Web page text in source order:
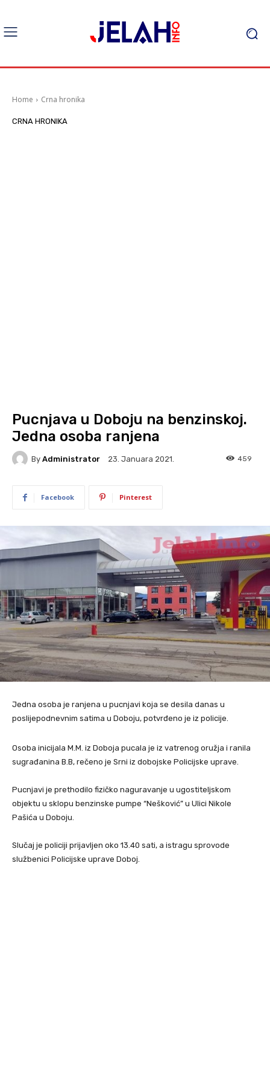
Home Crna hronika
CRNA HRONIKA
Pucnjava u Doboju na benzinskoj.
Jedna osoba ranjena
By Administrator 23. Januara 2021. 459
Facebook Pinterest
Jedna osoba je ranjena u pucnjavi koja se desila danas u
poslijepodnevnim satima u Doboju, potvrđeno je iz policije.
Osoba inicijala M.M. iz Doboja pucala je iz vatrenog oružja i ranila
sugrađanina B.B, rečeno je Srni iz dobojske Policijske uprave.
Pucnjavi je prethodilo fizičko naguravanje u ugostiteljskom
objektu u sklopu benzinske pumpe “Nešković” u Ulici Nikole
Pašića u Doboju.
Slučaj je policiji prijavljen oko 13.40 sati, a istragu sprovode
službenici Policijske uprave Doboj.